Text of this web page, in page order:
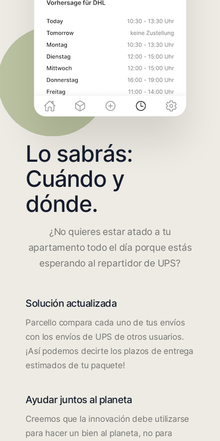
Lo sabrás:
Cuándo y
dónde.
¿No quieres estar atado a tu
apartamento todo el día porque estás
esperando al repartidor de UPS?
Solución actualizada
Parcello compara cada uno de tus envíos
con los envíos de UPS de otros usuarios.
¡Así podemos decirte los plazos de entrega
estimados de tu paquete!
Ayudar juntos al planeta
Creemos que la innovación debe utilizarse
para hacer un bien al planeta, no para